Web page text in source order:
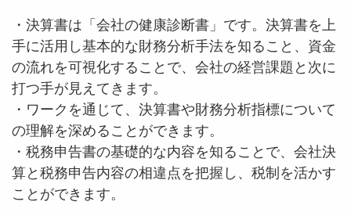
・決算書は「会社の健康診断書」です。決算書を上
手に活用し基本的な財務分析手法を知ること、資金
の流れを可視化することで、会社の経営課題と次に
打つ手が見えてきます。
・ワークを通じて、決算書や財務分析指標について
の理解を深めることができます。
・税務申告書の基礎的な内容を知ることで、会社決
算と税務申告内容の相違点を把握し、税制を活かす
ことができます。